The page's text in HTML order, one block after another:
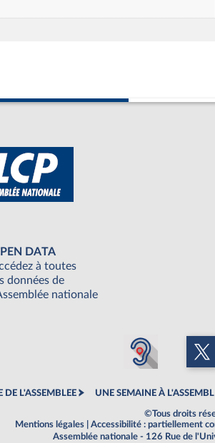
DATA
à toutes
données de
nationale
DE L'ASSEMBLEE UNE SEMAINE À
©Tous droits
Mentions légales
Accessibilité : partiellement
Assemblée nationale - 126 Rue de